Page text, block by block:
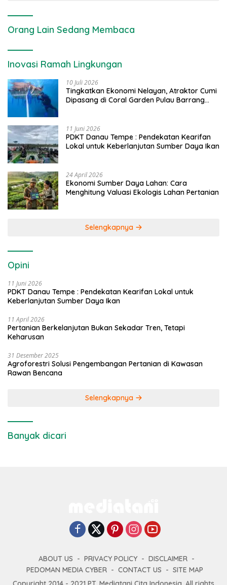
Orang Lain Sedang Membaca
Inovasi Ramah Lingkungan
10 Juli 2026
Tingkatkan Ekonomi Nelayan, Atraktor Cumi
Dipasang di Coral Garden Pulau Barrang
11 Juni 2026
PDKT Danau Tempe : Pendekatan Kearifan
Lokal untuk Keberlanjutan Sumber Daya Ikan
24 April 2026
Ekonomi Sumber Daya Lahan: Cara
Menghitung Valuasi Ekologis Lahan Pertanian
Selengkapnya
Opini
11 Juni 2026
PDKT Danau Tempe : Pendekatan Kearifan Lokal untuk
Keberlanjutan Sumber Daya Ikan
11 April 2026
Pertanian Berkelanjutan Bukan Sekadar Tren, Tetapi
Keharusan
31 Desember 2025
Agroforestri Solusi Pengembangan Pertanian di Kawasan
Rawan Bencana
Selengkapnya
Banyak dicari
ABOUT US PRIVACY POLICY
DISCLAIMER
PEDOMAN MEDIA CYBER
CONTACT US
SITE MAP